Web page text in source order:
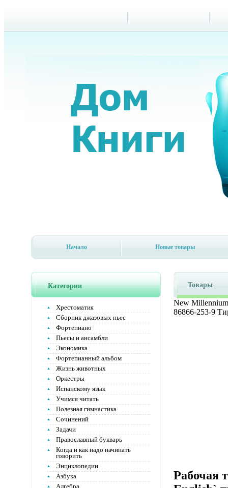
Начало Новые товары
Категории
Хрестоматия
Сборник джазовых пьес
Фортепиано
Пьесы и ансамбли
Экономика
Фортепианный альбом
Жизнь животных
Оркестры
Испанскому язык
Учимся читать
Полезная гимнастика
Сочинений
Задачи
Православный букварь
Когда и как надо начинать
говорить
Энциклопедии
Азбука
Алгебра
Товары
New
86866-253-9
Рабочая